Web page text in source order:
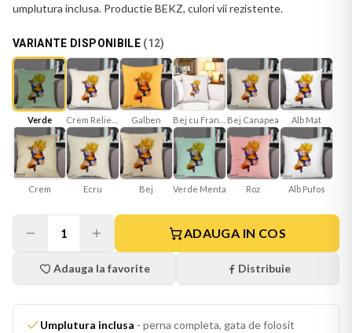
umplutura inclusa. Productie BEKZ, culori vii rezistente.
VARIANTE DISPONIBILE (12)
Verde Galben Bej Canapea Alb Mat
Crem Ecru Bej Verde Menta Roz Alb Pufos
1 ADAUGA IN COS
Adauga la favorite Distribuie
Umplutura inclusa - perna completa, gata de folosit